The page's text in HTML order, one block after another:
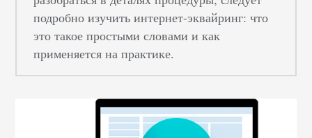
подробно изучить интернет-эквайринг: что
это такое простыми словамии как
применяется на практике.